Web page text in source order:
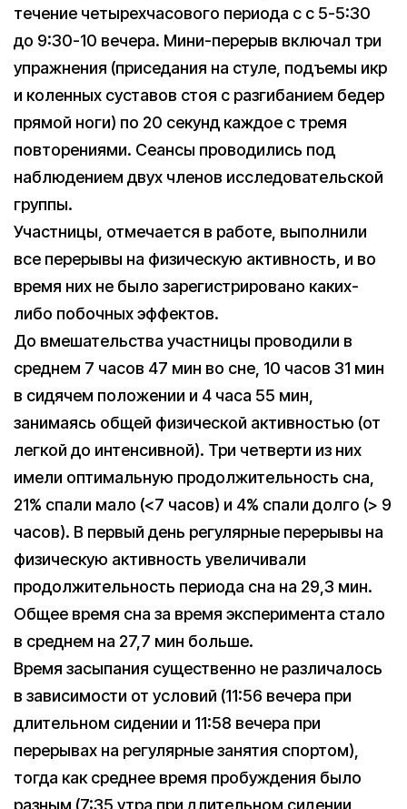
течение четырехчасового периода с с 5-5:30
до 9:30-10 вечера. Мини-перерыв включал три
упражнения (приседания на стуле, подъемы икр
и коленных суставов стоя с разгибанием бедер
прямой ноги) по 20 секунд каждое с тремя
повторениями. Сеансы проводились под
наблюдением двух членов исследовательской
группы.
Участницы, отмечается в работе, выполнили
все перерывы на физическую активность, и во
время них не было зарегистрировано каких-
либо побочных эффектов.
До вмешательства участницы проводили в
среднем 7 часов 47 мин во сне, 10 часов 31 мин
в сидячем положении и 4 часа 55 мин,
занимаясь общей физической активностью (от
легкой до интенсивной). Три четверти из них
имели оптимальную продолжительность сна,
21% спали мало (<7 часов) и 4% спали долго (> 9
часов). В первый день регулярные перерывы на
физическую активность увеличивали
продолжительность периода сна на 29,3 мин.
Общее время сна за время эксперимента стало
в среднем на 27,7 мин больше.
Время засыпания существенно не различалось
в зависимости от условий (11:56 вечера при
длительном сидении и 11:58 вечера при
перерывах на регулярные занятия спортом),
тогда как среднее время пробуждения было